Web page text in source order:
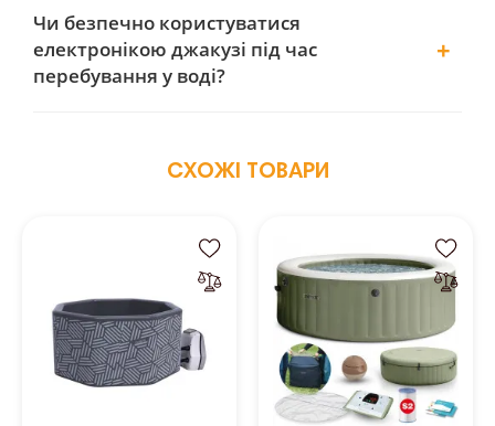
Чи безпечно користуватися
електронікою джакузі під час
перебування у воді?
СХОЖІ ТОВАРИ